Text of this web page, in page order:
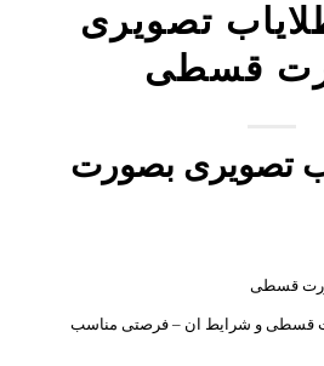
تصویری
قسطی
تصویری بصورت
قسطی
قسطی و شرایط ان – فرصتی مناسب